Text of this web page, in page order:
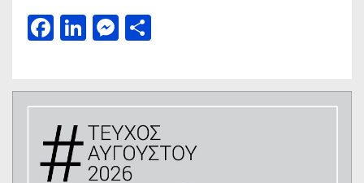
Facebook
LinkedIn
Messenger